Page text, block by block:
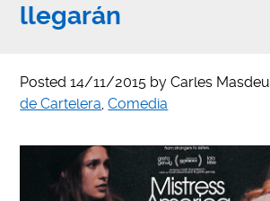
llegarán
Posted14/11/2015 byCarles Masdeu
de Cartelera,Comedia